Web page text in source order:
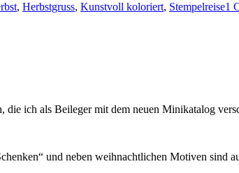
, Herbstgruss, Kunstvoll koloriert, Stempelreise1
ich als Beileger mit dem neuen Minikatalog
und neben weihnachtlichen Motiven sind